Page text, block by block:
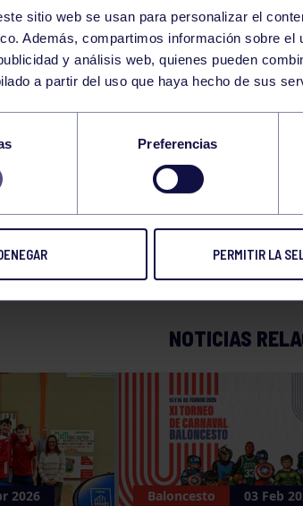
sitio web se usan para personalizar el
Además, compartimos información sobre
y análisis web, quienes pueden
a partir del uso que haya hecho de sus
Preferencias
PERMITIR LA
10 SUNDAY
MAY
2026
NOTICIAS
2026 Baloncesto 03 Feb